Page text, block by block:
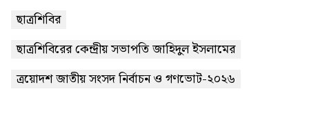
ছাত্রশিবির
ছাত্রশিবিরের কেন্দ্রীয় সভাপতি জাহিদুল ইসলামের
ত্রয়োদশ জাতীয় সংসদ নির্বাচন ও গণভোট-২০২৬